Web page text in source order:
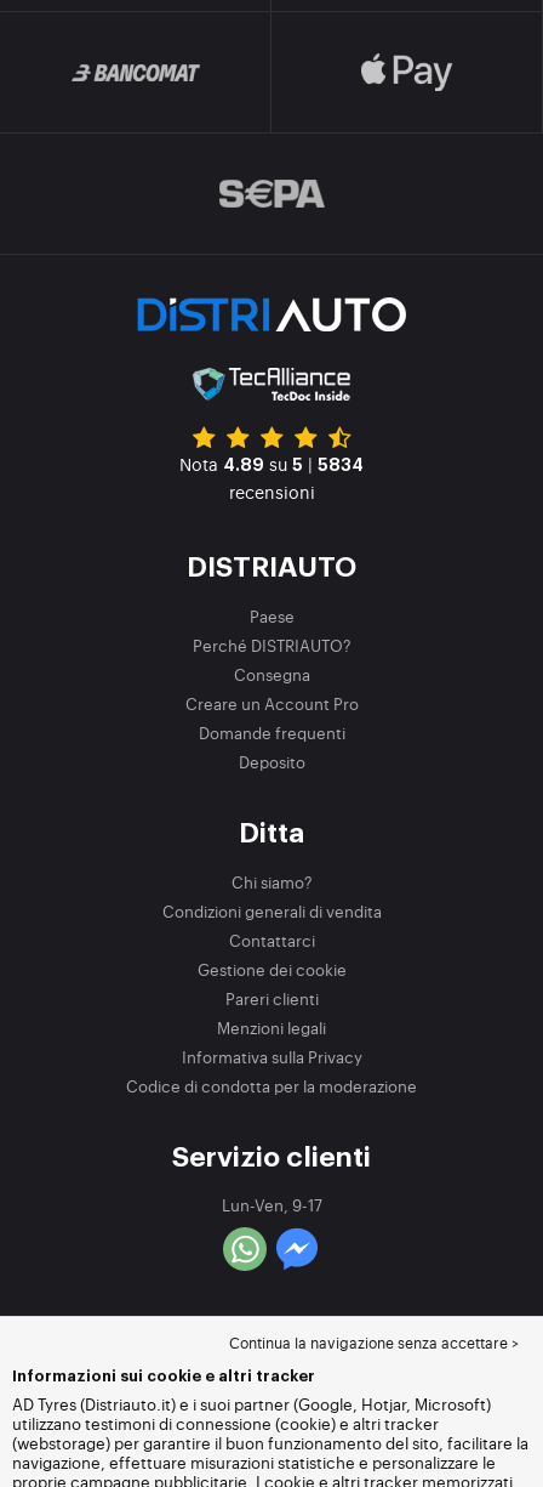
Nota 4.89 su 5 | 5834
recensioni
DISTRIAUTO
Paese
Perché DISTRIAUTO?
Consegna
Creare un Account Pro
Domande frequenti
Deposito
Ditta
Chi siamo?
Condizioni generali di vendita
Contattarci
Gestione dei cookie
Pareri clienti
Menzioni legali
Informativa sulla Privacy
Codice di condotta per la moderazione
Servizio clienti
Lun-Ven, 9-17
Continua la navigazione senza accettare >
Informazioni sui cookie e altri tracker
AD Tyres (Distriauto.it) e i suoi partner (Google, Hotjar, Microsoft)
utilizzano testimoni di connessione (cookie) e altri tracker
(webstorage) per garantire il buon funzionamento del sito, facilitare la
navigazione, effettuare misurazioni statistiche e personalizzare le
proprie campagne pubblicitarie. I cookie e altri tracker memorizzati